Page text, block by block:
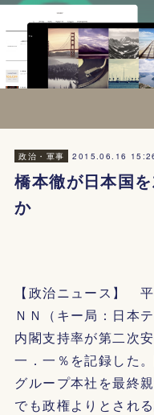
政治・軍事 2015.06.16
橋本徹が日本国
か
【政治ニュース】
ＮＮ（キー局：日本
内閣支持率が第二次
一．一％を記録した
グループ本社を最終
でも政権よりとされ